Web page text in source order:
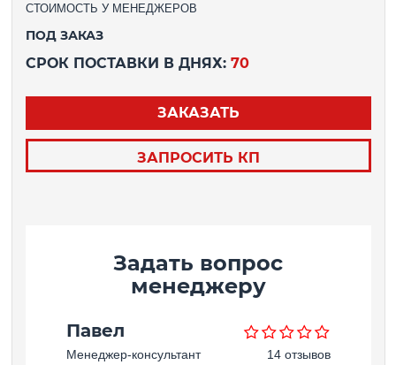
СТОИМОСТЬ У МЕНЕДЖЕРОВ
ПОД ЗАКАЗ
СРОК ПОСТАВКИ В ДНЯХ: 70
ЗАКАЗАТЬ
ЗАПРОСИТЬ КП
Задать вопрос
менеджеру
Павел
Менеджер-консультант 14 отзывов